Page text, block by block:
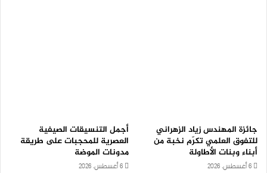
جائزة المهندس زياد الزهراني
للتفوق العلمي تكرّم نخبة من
أبناء وبنات الأطاولة
6 أغسطس، 2026
أجمل التنسيقات الصيفية
العصرية للمحجبات على طريقة
مدونات الموضة
6 أغسطس، 2026